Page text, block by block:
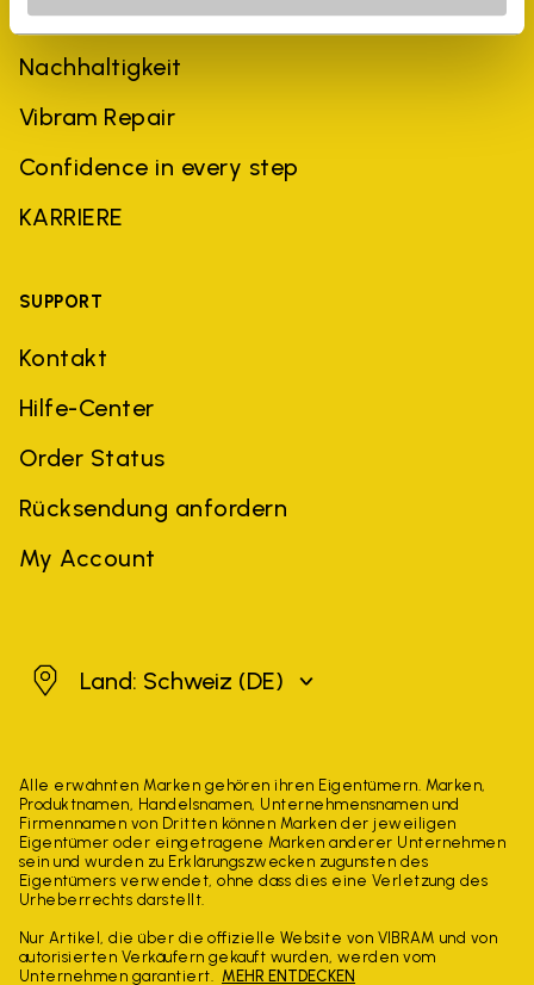
Geschichte
Nachhaltigkeit
Vibram Repair
Confidence in every step
KARRIERE
SUPPORT
Kontakt
Hilfe-Center
Order Status
Rücksendung anfordern
My Account
SchweizLand: Schweiz (DE)
Alle erwähnten Marken gehören ihren Eigentümern. Marken,
Produktnamen, Handelsnamen, Unternehmensnamen und
Firmennamen von Dritten können Marken der jeweiligen
Eigentümer oder eingetragene Marken anderer Unternehmen
sein und wurden zu Erklärungszwecken zugunsten des
Eigentümers verwendet, ohne dass dies eine Verletzung des
Urheberrechts darstellt.
Nur Artikel, die über die offizielle Website von VIBRAM und von
autorisierten Verkäufern gekauft wurden, werden vom
Unternehmen garantiert. MEHR ENTDECKEN